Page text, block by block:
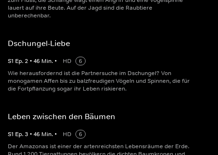
lauert auf ihre Beute. Auf der Jagd sind die Raubtiere
unberechenbar.
Dschungel-Liebe
S1 Ep.2 • 46 Min. • HD
6
Wie herausfordernd ist die Partnersuche im Dschungel? Von
monogamen Affen bis zu balzfreudigen Vögeln und Spinnen, die für
die Fortpflanzung sogar ihr Leben riskieren.
Leben zwischen den Bäumen
S1 Ep.3 • 46 Min. • HD
6
Der Amazonas ist einer der artenreichsten Lebensräume der Erde.